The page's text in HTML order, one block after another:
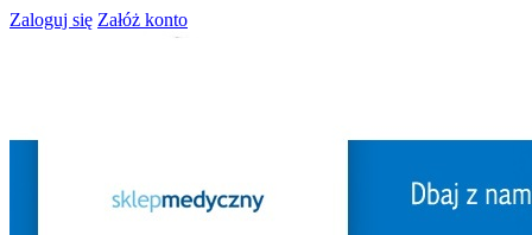
Zaloguj się Załóż konto